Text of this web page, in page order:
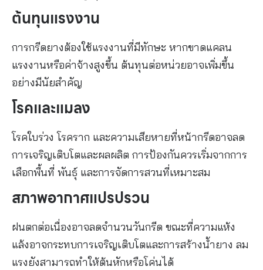
ต้นทุนแรงงาน
การกรีดยางต้องใช้แรงงานที่มีทักษะ หากขาดแคลน
แรงงานหรือค่าจ้างสูงขึ้น ต้นทุนต่อหน่วยอาจเพิ่มขึ้น
อย่างมีนัยสำคัญ
โรคและแมลง
โรคใบร่วง โรคราก และความเสียหายที่หน้ากรีดอาจลด
การเจริญเติบโตและผลผลิต การป้องกันควรเริ่มจากการ
เลือกพื้นที่ พันธุ์ และการจัดการสวนที่เหมาะสม
สภาพอากาศแปรปรวน
ฝนตกต่อเนื่องอาจลดจำนวนวันกรีด ขณะที่ความแห้ง
แล้งอาจกระทบการเจริญเติบโตและการสร้างน้ำยาง ลม
แรงยังสามารถทำให้ต้นหักหรือโค่นได้